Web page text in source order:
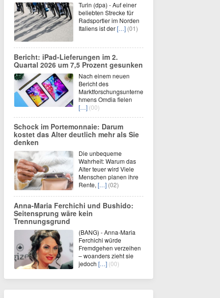
Turin (dpa) - Auf einer
beliebten Strecke für
Radsportler im Norden
Italiens ist der[…] (01)
Bericht: iPad-Lieferungen im 2.
Quartal 2026 um 7,5 Prozent gesunken
Nach einem neuen
Bericht des
Marktforschungsunterne
hmens Omdia fielen
[…] (00)
Schock im Portemonnaie: Darum
kostet das Alter deutlich mehr als Sie
denken
Die unbequeme
Wahrheit: Warum das
Alter teuer wird Viele
Menschen planen ihre
Rente, […] (02)
Anna-Maria Ferchichi und Bushido:
Seitensprung wäre kein
Trennungsgrund
(BANG) - Anna-Maria
Ferchichi würde
Fremdgehen verzeihen
– woanders zieht sie
jedoch […] (00)